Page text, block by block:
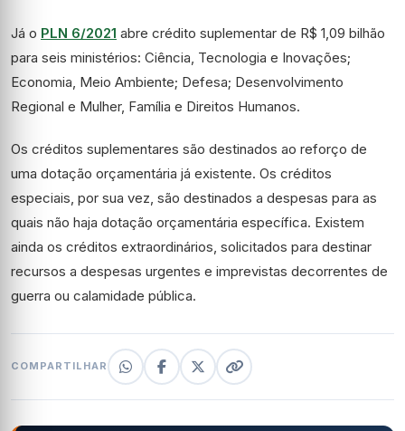
Já o PLN 6/2021 abre crédito suplementar de R$ 1,09 bilhão
para seis ministérios: Ciência, Tecnologia e Inovações;
Economia, Meio Ambiente; Defesa; Desenvolvimento
Regional e Mulher, Família e Direitos Humanos.
Os créditos suplementares são destinados ao reforço de
uma dotação orçamentária já existente. Os créditos
especiais, por sua vez, são destinados a despesas para as
quais não haja dotação orçamentária específica. Existem
ainda os créditos extraordinários, solicitados para destinar
recursos a despesas urgentes e imprevistas decorrentes de
guerra ou calamidade pública.
COMPARTILHAR